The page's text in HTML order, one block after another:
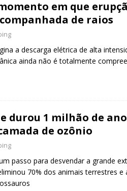
em que
de raios
a descarga elétrica de alta
ainda não é totalmente
durou 1 milhão de
de ozônio
passo para desvendar a grande
70% dos animais terrestres e